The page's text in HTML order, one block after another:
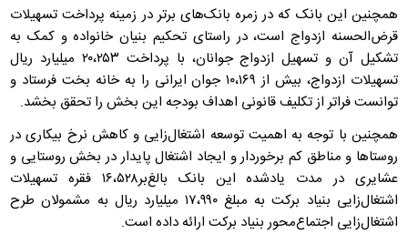
همچنین این بانک که در زمره بانک‌های برتر در زمینه پرداخت تسهیلات
قرض‌الحسنه ازدواج است، در راستای تحکیم بنیان خانواده و کمک به
تشکیل آن و تسهیل ازدواج جوانان، با پرداخت ۲۰،۲۵۳ میلیارد ریال
تسهیلات ازدواج، بیش از ۱۰،۱۶۹ جوان ایرانی را به خانه بخت فرستاد و
توانست فراتر از تکلیف قانونی اهداف بودجه این بخش را تحقق بخشد.
همچنین با توجه به اهمیت توسعه اشتغال‌زایی و کاهش نرخ بیکاری در
روستاها و مناطق کم برخوردار و ایجاد اشتغال پایدار در بخش روستایی و
عشایری در مدت یادشده این بانک بالغ‌بر۱۶،۵۲۸ فقره تسهیلات
اشتغال‌زایی بنیاد برکت به مبلغ ۱۷،۹۹۰ میلیارد ریال به مشمولان طرح
اشتغال‌زایی اجتماع‌محور بنیاد برکت ارائه داده است.